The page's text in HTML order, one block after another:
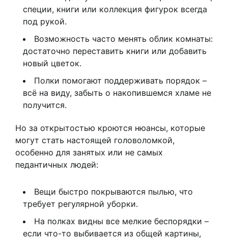
специи, книги или коллекция фигурок всегда
под рукой.
Возможность часто менять облик комнаты:
достаточно переставить книги или добавить
новый цветок.
Полки помогают поддерживать порядок –
всё на виду, забыть о накопившемся хламе не
получится.
Но за открытостью кроются нюансы, которые
могут стать настоящей головоломкой,
особенно для занятых или не самых
педантичных людей:
Вещи быстро покрываются пылью, что
требует регулярной уборки.
На полках видны все мелкие беспорядки –
если что-то выбивается из общей картины,